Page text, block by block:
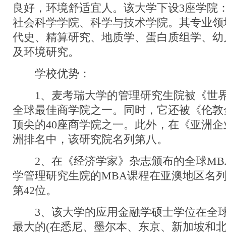
良好，环境舒适宜人。该大学下设3座学院
社会科学学院、科学与技术学院。其专业
代史、精算研究、地质学、蛋白质组学、
及环境研究。
学校优势：
1、麦考瑞大学的管理研究生院被《世
全球最佳商学院之一。同时，它还被《伦
顶尖的40座商学院之一。此外，在《亚洲
洲排名中，该研究院名列第八。
2、在《经济学家》杂志颁布的全球
学管理研究生院的MBA课程在亚澳地区名
第42位。
3、该大学的应用金融学硕士学位在全
最大的(在悉尼、墨尔本、东京、新加坡和